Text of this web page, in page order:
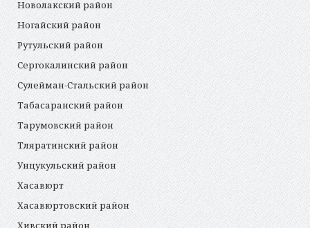
Новолакский район
Ногайский район
Рутульский район
Сергокалинский район
Сулейман-Стальский район
Табасаранский район
Тарумовский район
Тляратинский район
Унцукульский район
Хасавюрт
Хасавюртовский район
Хивский район